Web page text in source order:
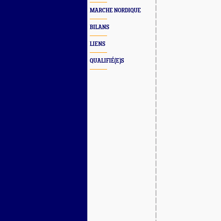
MARCHE NORDIQUE
BILANS
LIENS
QUALIFIÉ(E)S